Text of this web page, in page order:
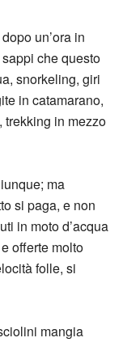
un’ora in
che questo
snorkeling, giri
in catamarano,
trekking in mezzo
ma
si paga, e non
in moto d’acqua
offerte molto
folle, si
mangia